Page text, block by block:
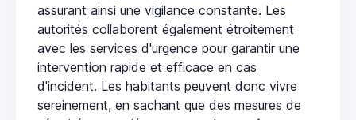
assurant ainsi une vigilance constante. Les
autorités collaborent également étroitement
avec les services d'urgence pour garantir une
intervention rapide et efficace en cas
d'incident. Les habitants peuvent donc vivre
sereinement, en sachant que des mesures de